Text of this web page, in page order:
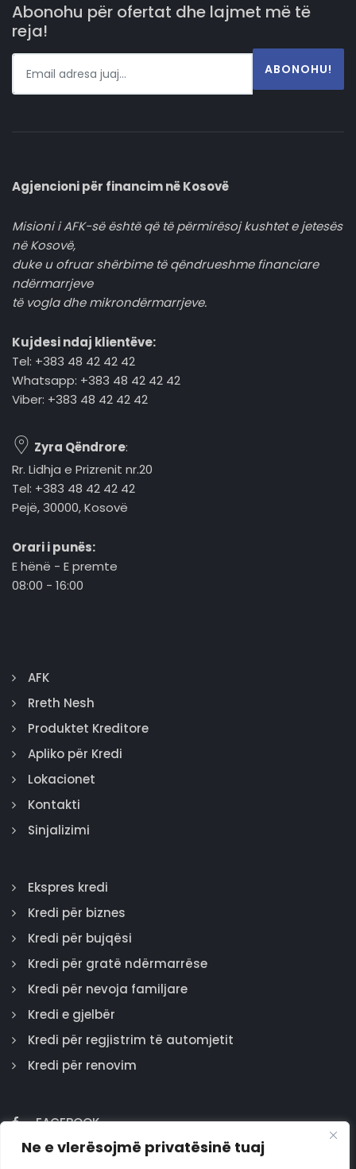
Ne e vlerësojmë privatësinë tuaj
Abonohu për ofertat dhe lajmet më të
reja!
ABONOHU!
Agjencioni për financim në Kosovë
Misioni i AFK-së është që të përmirësoj kushtet e jetesës
në Kosovë,
duke u ofruar shërbime të qëndrueshme financiare
ndërmarrjeve
të vogla dhe mikrondërmarrjeve.
Kujdesi ndaj klientëve:
Tel: +383 48 42 42 42
Whatsapp: +383 48 42 42 42
Viber: +383 48 42 42 42
Zyra Qëndrore:
Rr. Lidhja e Prizrenit nr.20
Tel: +383 48 42 42 42
Pejë, 30000, Kosovë
Orari i punës:
E hënë - E premte
08:00 - 16:00
AFK
Rreth Nesh
Produktet Kreditore
Apliko për Kredi
Lokacionet
Kontakti
Sinjalizimi
Ekspres kredi
Kredi për biznes
Kredi për bujqësi
Kredi për gratë ndërmarrëse
Kredi për nevoja familjare
Kredi e gjelbër
Kredi për regjistrim të automjetit
Kredi për renovim
FACEBOOK
GOOGLE